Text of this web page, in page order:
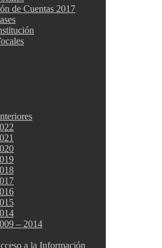
de Cuentas 2017
– 2014
a la Información